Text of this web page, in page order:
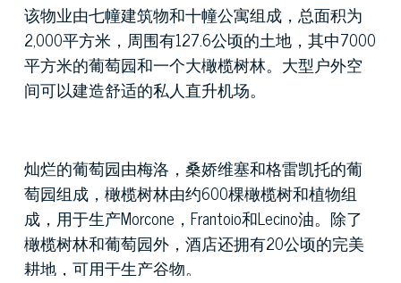
该物业由七幢建筑物和十幢公寓组成，总面积为
2,000平方米，周围有127.6公顷的土地，其中7000
平方米的葡萄园和一个大橄榄树林。大型户外空
间可以建造舒适的私人直升机场。
灿烂的葡萄园由梅洛，桑娇维塞和格雷凯托的葡
萄园组成，橄榄树林由约600棵橄榄树和植物组
成，用于生产Morcone，Frantoio和Lecino油。除了
橄榄树林和葡萄园外，酒店还拥有20公顷的完美
耕地，可用于生产谷物。